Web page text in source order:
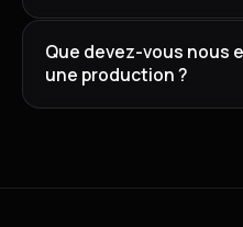
Que devez-vous nous
une production ?